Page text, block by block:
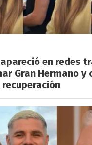
en redes
Gran Hermano y